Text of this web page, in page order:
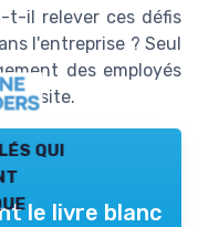
t-il relever ces défis
l'entreprise ? Seul
des employés
qui
le livre blanc